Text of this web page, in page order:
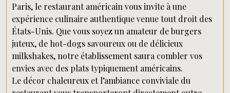
Paris, le restaurant américain vous invite à une
expérience culinaire authentique venue tout droit des
États-Unis. Que vous soyez un amateur de burgers
juteux, de hot-dogs savoureux ou de délicieux
milkshakes, notre établissement saura combler vos
envies avec des plats typiquement américains.
Le décor chaleureux et l’ambiance conviviale du